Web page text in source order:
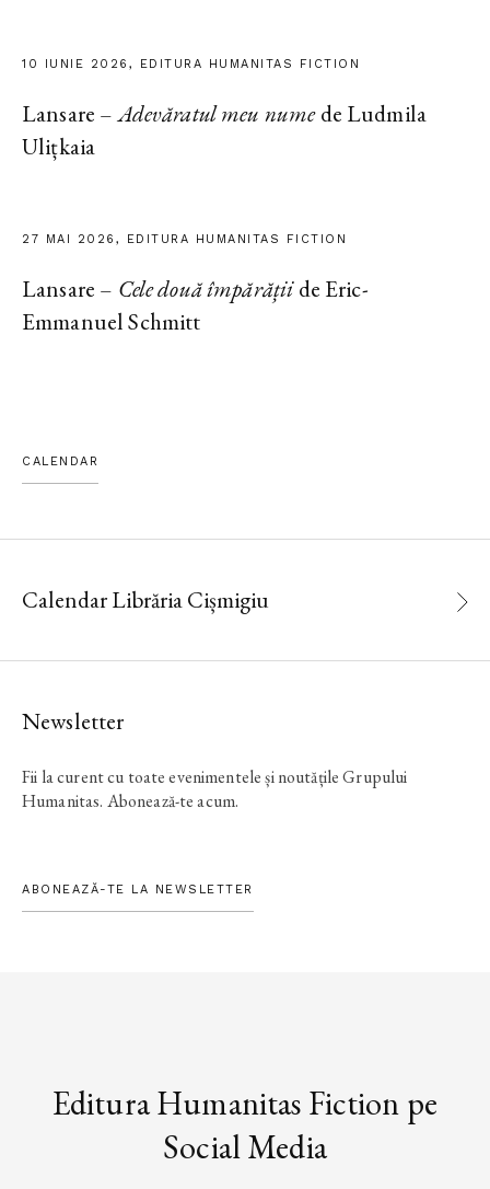
10 IUNIE 2026, EDITURA HUMANITAS FICTION
Lansare –Adevăratul meu numede Ludmila
Ulițkaia
27 MAI 2026, EDITURA HUMANITAS FICTION
Lansare – Cele două împărățiide Eric-
Emmanuel Schmitt
CALENDAR
Calendar Librăria Cișmigiu
Newsletter
Fii la curent cu toate evenimentele și noutățile Grupului
Humanitas. Abonează-te acum.
ABONEAZĂ-TE LA NEWSLETTER
Editura Humanitas Fiction pe
Social Media